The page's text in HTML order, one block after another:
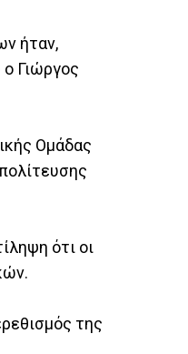
ήταν,
Γιώργος
Ομάδας
ότι οι
της